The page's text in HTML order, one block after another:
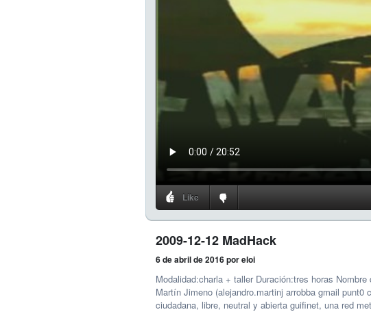
Like
2009-12-12 MadHack
6 de abril de 2016por eloi
Modalidad:charla + taller Duración:tres horas
Martín Jimeno (alejandro.martinj arrobba gmail punt0
ciudadana, libre, neutral y abierta guifinet, una red